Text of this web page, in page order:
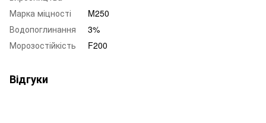
Марка міцності
M250
Водопоглинання
3%
Морозостійкість
F200
Відгуки